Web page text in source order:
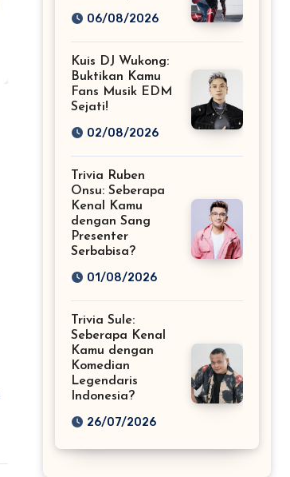
06/08/2026
Kuis DJ Wukong:
Buktikan Kamu
Fans Musik EDM
Sejati!
02/08/2026
Trivia Ruben
Onsu: Seberapa
Kenal Kamu
dengan Sang
Presenter
Serbabisa?
01/08/2026
Trivia Sule:
Seberapa Kenal
Kamu dengan
Komedian
Legendaris
Indonesia?
26/07/2026